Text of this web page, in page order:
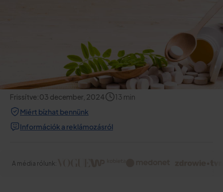
Frissítve:03 december, 2024 13 min
Miért bízhat bennünk
Információk a reklámozásról
A média rólunk: